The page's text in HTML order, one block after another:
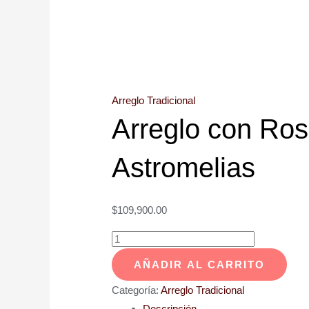
Arreglo Tradicional
Arreglo con
Astromelias
$109,900.00
AÑADIR AL CARRITO
Categoría: Arreglo Tradicional